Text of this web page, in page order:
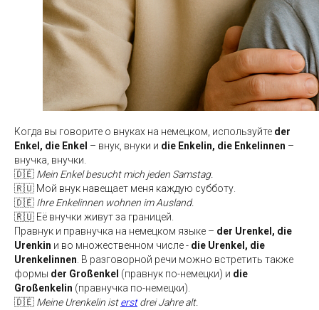
Когда вы говорите о внуках на немецком, используйте der
Enkel, die Enkel – внук, внуки и die Enkelin, die Enkelinnen –
внучка, внучки.
🇩🇪 Mein Enkel besucht mich jeden Samstag.
🇷🇺 Мой внук навещает меня каждую субботу.
🇩🇪 Ihre Enkelinnen wohnen im Ausland.
🇷🇺 Её внучки живут за границей.
Правнук и правнучка на немецком языке – der Urenkel, die
Urenkin и во множественном числе - die Urenkel, die
Urenkelinnen. В разговорной речи можно встретить также
формы der Großenkel (правнук по-немецки) и die
Großenkelin (правнучка по-немецки).
🇩🇪 Meine Urenkelin isterstdrei Jahre alt.